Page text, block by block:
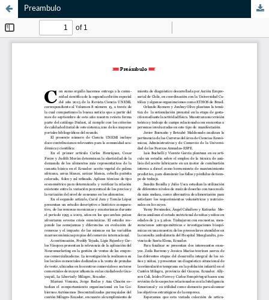
Preambulo